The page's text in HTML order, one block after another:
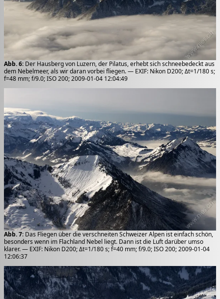
Abb. 6: Der Hausberg von Luzern, der Pilatus, erhebt sich schneebedeckt aus
dem Nebelmeer, als wir daran vorbei fliegen. — EXIF: Nikon D200; Δt=1/180 s;
f=48 mm; f/9.0; ISO 200; 2009-01-04 12:04:49
Abb. 7: Das Fliegen über die verschneiten Schweizer Alpen ist einfach schön,
besonders wenn im Flachland Nebel liegt. Dann ist die Luft darüber umso
klarer. — EXIF: Nikon D200; Δt=1/180 s; f=40 mm; f/9.0; ISO 200; 2009-01-04
12:06:37